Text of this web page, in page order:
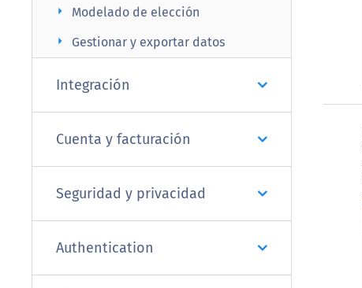
Modelado de elección
arrow_right
Gestionar y exportar datos
arrow_right
Integración
Cuenta y facturación
Seguridad y privacidad
Authentication